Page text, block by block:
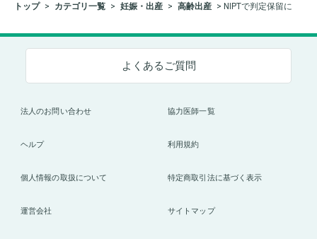
トップ カテゴリ一覧 妊娠・出産 高齢出産 NIPTで判定保留に
よくあるご質問
法人のお問い合わせ 協力医師一覧
ヘルプ 利用規約
個人情報の取扱について 特定商取引法に基づく表示
運営会社 サイトマップ